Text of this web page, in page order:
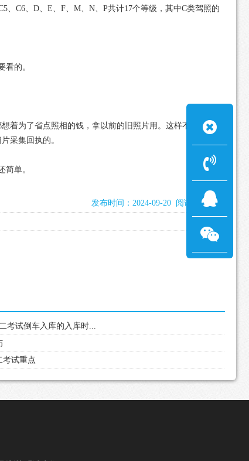
、C6、D、E、F、M、N、P共计17个等级，其中C类驾照的
的。
着为了省点照相的钱，拿以前的旧照片用。这样不行，按
采集回执的。
单。
发布时间：2024-09-20 阅读：1951次
考试倒车入库的入库时...
考试重点